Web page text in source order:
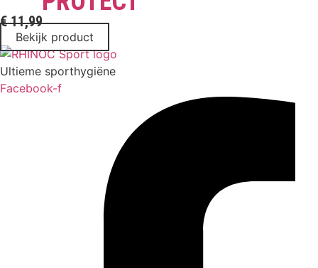
€11,99
Bekijk product
Ultieme sporthygiëne
Facebook-f